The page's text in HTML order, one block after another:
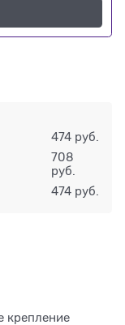
474 руб.
708
руб.
474 руб.
крепление